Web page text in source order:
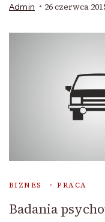
Admin 26 czerwca
BIZNES PRACA
Badania